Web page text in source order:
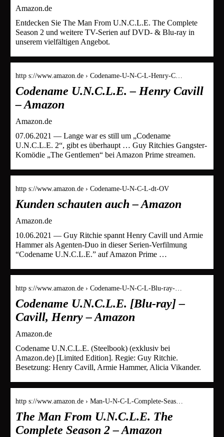
Amazon.de
Entdecken Sie The Man From U.N.C.L.E. The Complete
Season 2 und weitere TV-Serien auf DVD- & Blu-ray in
unserem vielfältigen Angebot.
http s://www.amazon.de › Codename-U-N-C-L-Henry-C…
Codename U.N.C.L.E. – Henry Cavill
– Amazon
Amazon.de
07.06.2021 — Lange war es still um „Codename
U.N.C.L.E. 2“, gibt es überhaupt … Guy Ritchies Gangster-
Komödie „The Gentlemen“ bei Amazon Prime streamen.
http s://www.amazon.de › Codename-U-N-C-L-dt-OV
Kunden schauten auch – Amazon
Amazon.de
10.06.2021 — Guy Ritchie spannt Henry Cavill und Armie
Hammer als Agenten-Duo in dieser Serien-Verfilmung
“Codename U.N.C.L.E.” auf Amazon Prime …
http s://www.amazon.de › Codename-U-N-C-L-Blu-ray-…
Codename U.N.C.L.E. [Blu-ray] –
Cavill, Henry – Amazon
Amazon.de
Codename U.N.C.L.E. (Steelbook) (exklusiv bei
Amazon.de) [Limited Edition]. Regie: Guy Ritchie.
Besetzung: Henry Cavill, Armie Hammer, Alicia Vikander.
http s://www.amazon.de › Man-U-N-C-L-Complete-Seas…
The Man From U.N.C.L.E. The
Complete Season 2 – Amazon